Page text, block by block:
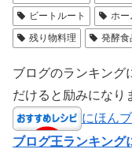
ビートルート
ホー
残り物料理
発酵食
ブログのランキング
だけると励みになり
にほん
ブログ王ランキング